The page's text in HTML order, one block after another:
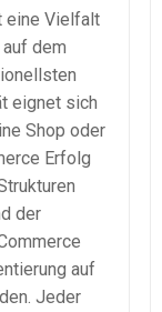
eine Vielfalt
dem
eignet sich
Shop oder
Erfolg
der
auf
Jeder